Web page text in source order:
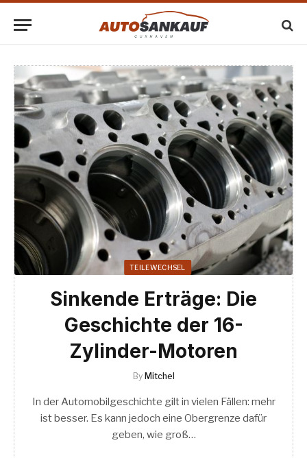
TEILEWECHSEL
Sinkende Erträge: Die
Geschichte der 16-
Zylinder-Motoren
By Mitchel
In der Automobilgeschichte gilt in vielen Fällen: mehr
ist besser. Es kann jedoch eine Obergrenze dafür
geben, wie groß…